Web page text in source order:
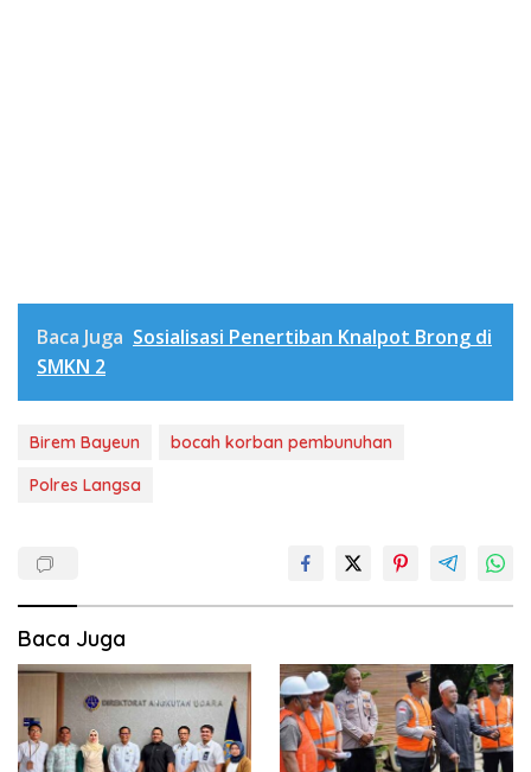
Baca Juga Sosialisasi Penertiban Knalpot Brong di
SMKN 2
Birem Bayeun
bocah korban pembunuhan
Polres Langsa
Baca Juga